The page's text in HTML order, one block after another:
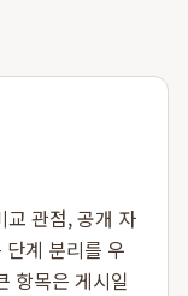
교 관점, 공개 자
계 분리를 우
항목은 게시일